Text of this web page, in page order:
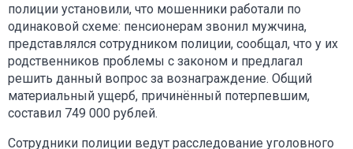
полиции установили, что мошенники работали по
одинаковой схеме: пенсионерам звонил мужчина,
представлялся сотрудником полиции, сообщал, что у их
родственников проблемы с законом и предлагал
решить данный вопрос за вознаграждение. Общий
материальный ущерб, причинённый потерпевшим,
составил 749 000 рублей.
Сотрудники полиции ведут расследование уголовного